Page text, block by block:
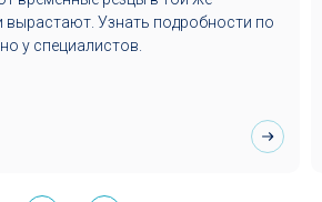
вырастают. Узнать подробности по
у специалистов.